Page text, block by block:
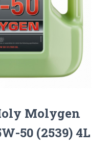
Molygen
50 (2539) 4L